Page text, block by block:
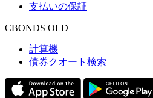
支払いの保証
CBONDS OLD
計算機
債券クオート検索